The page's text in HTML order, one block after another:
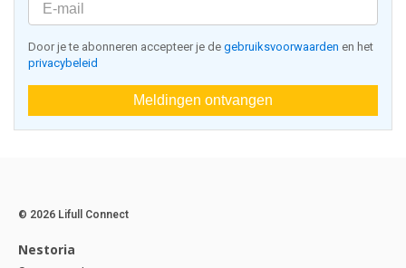
Door je te abonneren accepteer je de gebruiksvoorwaarden en het
privacybeleid
Meldingen ontvangen
© 2026 Lifull Connect
Nestoria